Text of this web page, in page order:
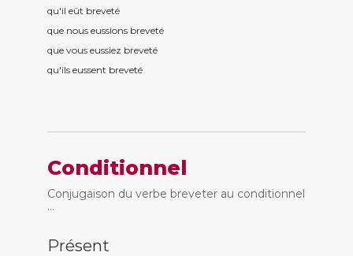
qu'il eût breveté
que nous eussions breveté
que vous eussiez breveté
qu'ils eussent breveté
Conditionnel
Conjugaison du verbe breveter au conditionnel
...
Présent